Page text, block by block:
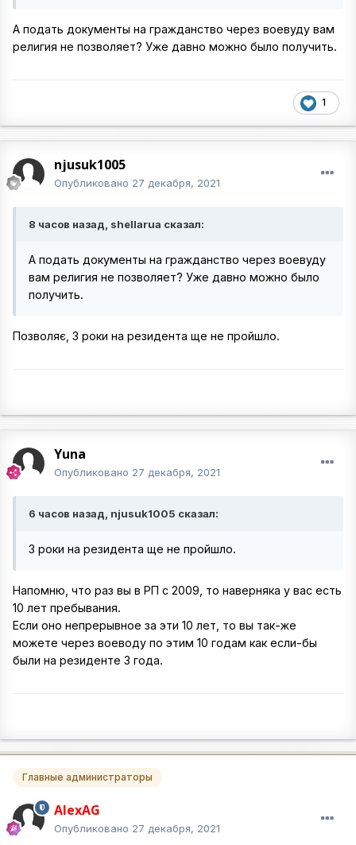
А подать документы на гражданство через воевуду вам
религия не позволяет? Уже давно можно было получить.
1
njusuk1005
Опубликовано 27 декабря, 2021
8 часов назад, shellarua сказал:
А подать документы на гражданство через воевуду
вам религия не позволяет? Уже давно можно было
получить.
Позволяє, 3 роки на резидента ще не пройшло.
Yuna
Опубликовано 27 декабря, 2021
6 часов назад, njusuk1005 сказал:
3 роки на резидента ще не пройшло.
Напомню, что раз вы в РП с 2009, то наверняка у вас есть
10 лет пребывания.
Если оно непрерывное за эти 10 лет, то вы так-же
можете через воеводу по этим 10 годам как если-бы
были на резиденте 3 года.
Главные администраторы
AlexAG
Опубликовано 27 декабря, 2021